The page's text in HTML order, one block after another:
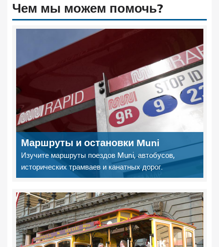
Чем мы можем помочь?
Маршруты и остановки Muni
Изучите маршруты поездов Muni, автобусов,
исторических трамваев и канатных дорог.